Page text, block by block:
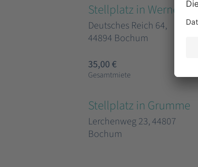
Stellplatz in Werne
Deutsches Reich 64,
44894 Bochum
35,00 €
Gesamtmiete
Stellplatz in Grumme
Lerchenweg 23, 44807
Bochum